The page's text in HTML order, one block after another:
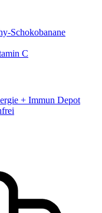
Schokobanane
C
+ Immun Depot